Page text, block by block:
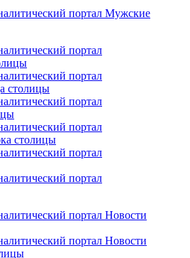
портал Мужские
портал
портал
столицы
портал
портал
столицы
портал
портал
портал Новости
портал Новости